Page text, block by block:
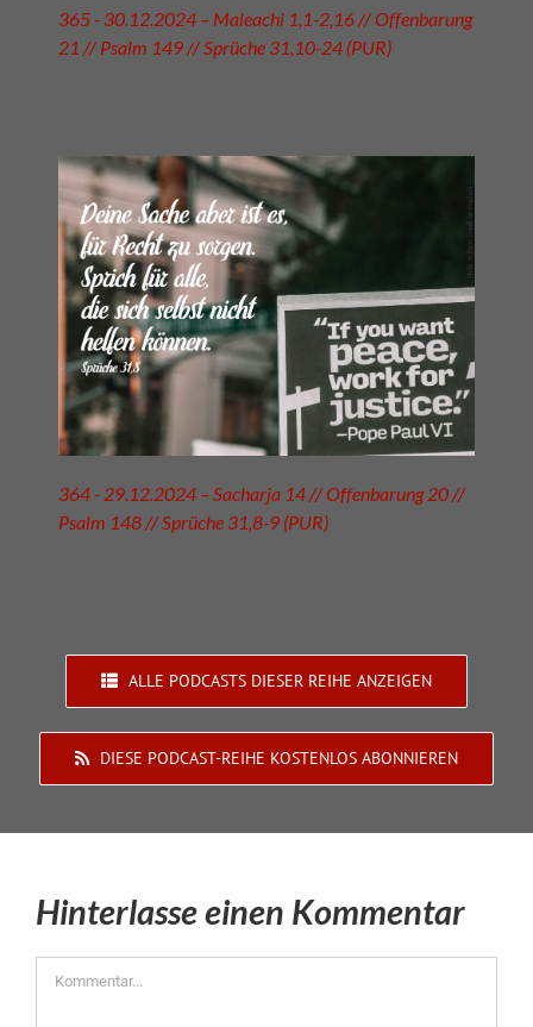
365 - 30.12.2024 – Maleachi 1,1-2,16 // Offenbarung
21 // Psalm 149 // Sprüche 31,10-24 (PUR)
364 - 29.12.2024 – Sacharja 14 // Offenbarung 20 //
Psalm 148 // Sprüche 31,8-9 (PUR)
ALLE PODCASTS DIESER REIHE ANZEIGEN
DIESE PODCAST-REIHE KOSTENLOS ABONNIEREN
Hinterlasse einen Kommentar